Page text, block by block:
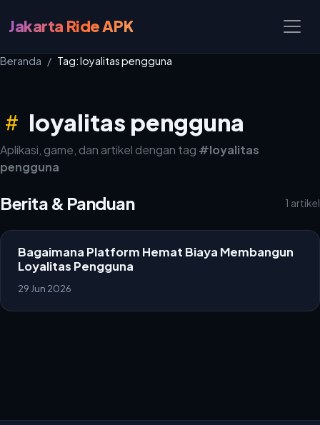
Jakarta Ride APK
Beranda Tag: loyalitas pengguna
loyalitas pengguna
Aplikasi, game, dan artikel dengan tag #loyalitas
pengguna
Berita & Panduan 1 artikel
Bagaimana Platform Hemat Biaya Membangun
Loyalitas Pengguna
29 Jun 2026